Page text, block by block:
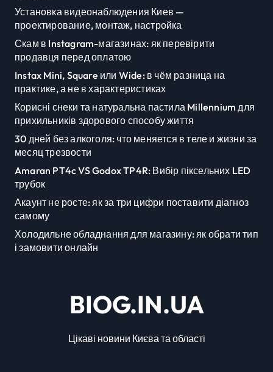
Установка видеонаблюдения Киев —
проектирование, монтаж, настройка
Скам в Instagram-магазинах: як перевірити
продавця перед оплатою
Instax Mini, Square или Wide: в чём разница на
практике, а не в характеристиках
Корисні снеки та натуральна пастила Millennium для
прихильників здорового способу життя
30 дней без алкоголя: что меняется в теле и жизни за
месяц трезвости
Amaran PT4c VS Godox TP4R: Вибір піксельних LED
трубок
Акаунт не росте: як за три цифри поставити діагноз
самому
Холодильне обладнання для магазину: як обрати тип
і замовити онлайн
BIOG.IN.UA
Цікаві новини Києва та області